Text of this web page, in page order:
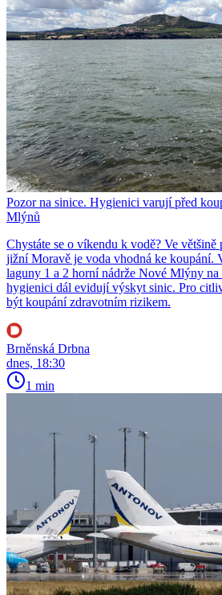
Pozor na sinice. Hygienici varují před
Mlýnů
Chystáte se o víkendu k vodě? Ve
jižní Moravě je voda vhodná ke koupání.
laguny 1 a 2 horní nádrže Nové Mlýny
hygienici dál evidují výskyt sinic. Pro
být koupání zdravotním rizikem.
Brněnská Drbna
dnes, 18:30
1 min